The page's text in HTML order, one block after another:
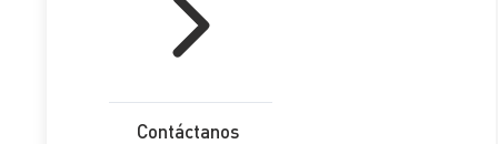
Contáctanos
“Compartimos valores, visión estratégica y planes a largo
plazo. Esperamos que nuestra incorporación al grupo ETL
multidisciplinar a nuestros clientes”.